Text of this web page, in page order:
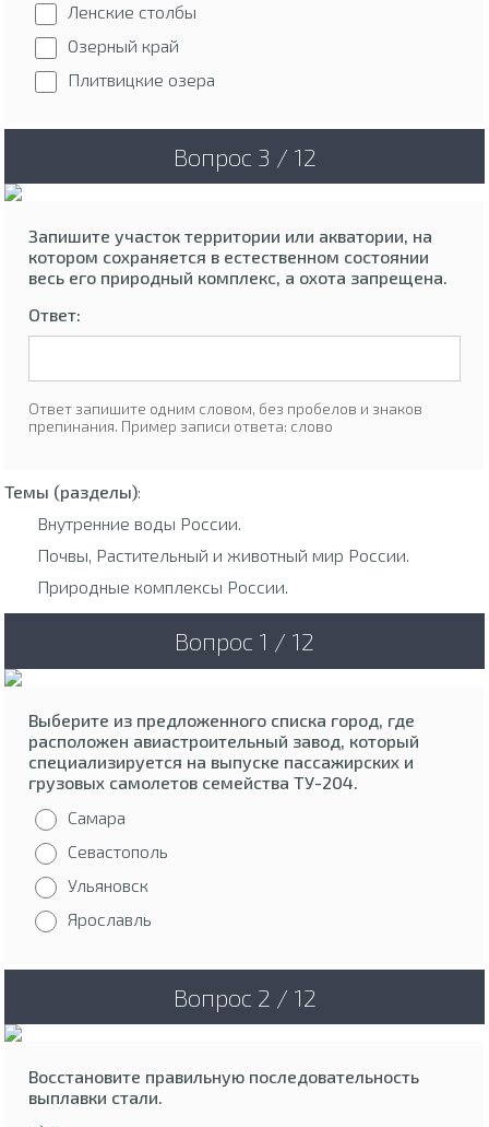
Ленские столбы
Озерный край
Плитвицкие озера
Вопрос 3 / 12
Запишите участок территории или акватории, на
котором сохраняется в естественном состоянии
весь его природный комплекс, а охота запрещена.
Ответ:
Ответ запишите одним словом, без пробелов и знаков
препинания. Пример записи ответа: слово
Темы (разделы):
Внутренние воды России.
Почвы, Растительный и животный мир России.
Природные комплексы России.
Вопрос 1 / 12
Выберите из предложенного списка город, где
расположен авиастроительный завод, который
специализируется на выпуске пассажирских и
грузовых самолетов семейства ТУ-204.
Самара
Севастополь
Ульяновск
Ярославль
Вопрос 2 / 12
Восстановите правильную последовательность
выплавки стали.